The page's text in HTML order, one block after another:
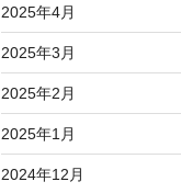
2025年4月
2025年3月
2025年2月
2025年1月
2024年12月